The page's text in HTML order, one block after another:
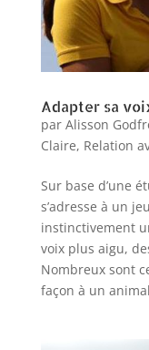
Adapter sa
par Alisson
Claire, Relation
Sur base d’une
s’adresse à un
instinctivement
voix plus aigu,
Nombreux sont
façon à un